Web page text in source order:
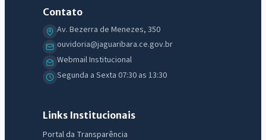
Contato
Av. Bezerra de Menezes, 350
ouvidoria@jaguaribara.ce.gov.br
Webmail Institucional
Segunda a Sexta 07:30 as 13:30
Links Institucionais
Portal da Transparência